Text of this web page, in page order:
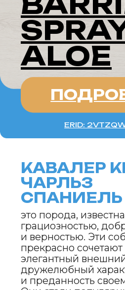
это порода, известная своей
грациозностью, добродушием
и верностью. Эти собаки
прекрасно сочетают в себе
элегантный внешний вид,
дружелюбный характер
и преданность своему
Они стали популярными не
семейных владельцев,
но и в качестве компаньонов
людей, ведущих спокойный
жизни. Кавалеры — это
питомцы для тех, кто ищет
маленькую, но очень
к хозяевам собаку с хорошим